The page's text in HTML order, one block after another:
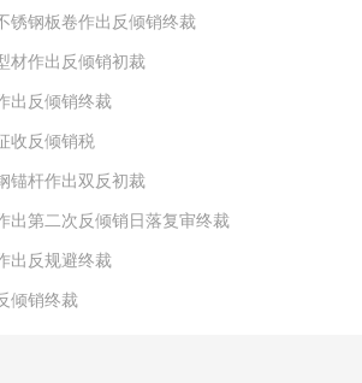
锈钢板卷作出反倾销终裁
材作出反倾销初裁
出反倾销终裁
收反倾销税
锚杆作出双反初裁
出第二次反倾销日落复审终裁
出反规避终裁
倾销终裁